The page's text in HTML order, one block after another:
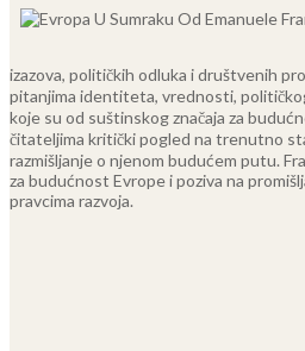
izazova, političkih odluka i društvenih
pitanjima identiteta, vrednosti,
koje su od suštinskog značaja za
čitateljima kritički pogled na trenutno
razmišljanje o njenom budućem putu.
za budućnost Evrope i poziva na
pravcima razvoja.